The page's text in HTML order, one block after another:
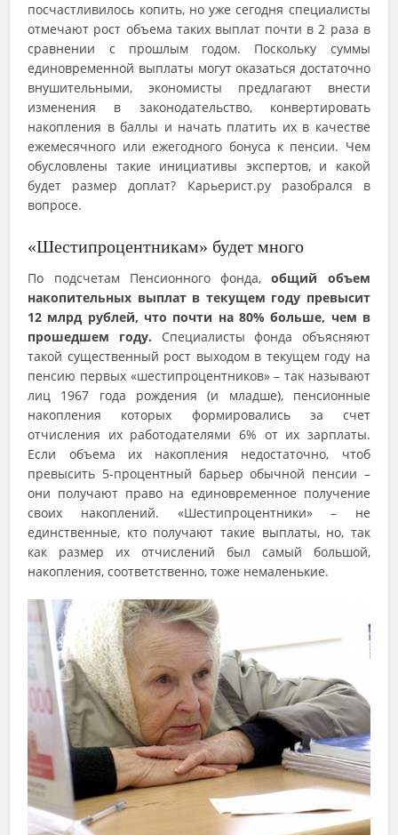
посчастливилось копить, но уже сегодня специалисты
отмечают рост объема таких выплат почти в 2 раза в
сравнении с прошлым годом. Поскольку суммы
единовременной выплаты могут оказаться достаточно
внушительными, экономисты предлагают внести
изменения в законодательство, конвертировать
накопления в баллы и начать платить их в качестве
ежемесячного или ежегодного бонуса к пенсии. Чем
обусловлены такие инициативы экспертов, и какой
будет размер доплат? Карьерист.ру разобрался в
вопросе.
«Шестипроцентникам» будет много
По подсчетам Пенсионного фонда,общий объем
накопительных выплат в текущем году превысит
12 млрд рублей, что почти на 80% больше, чем в
прошедшем году. Специалисты фонда объясняют
такой существенный рост выходом в текущем году на
пенсию первых «шестипроцентников» – так называют
лиц 1967 года рождения (и младше), пенсионные
накопления которых формировались за счет
отчисления их работодателями 6% от их зарплаты.
Если объема их накопления недостаточно, чтоб
превысить 5-процентный барьер обычной пенсии –
они получают право на единовременное получение
своих накоплений. «Шестипроцентники» – не
единственные, кто получают такие выплаты, но, так
как размер их отчислений был самый большой,
накопления, соответственно, тоже немаленькие.